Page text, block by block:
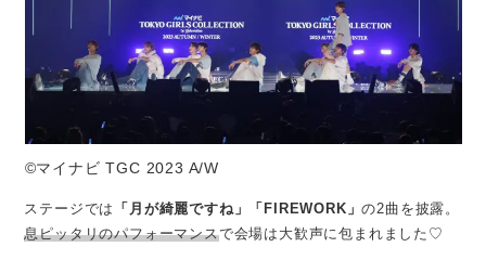
©マイナビ TGC 2023 A/W
ステージでは 「月が綺麗ですね」「FIREWORK」の2曲を披露。
息ピッタリのパフォーマンスで会場は大歓声に包まれました♡